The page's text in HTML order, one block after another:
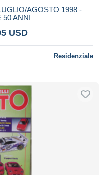
AGOSTO 1998 -
50 ANNI
USD
Residenziale